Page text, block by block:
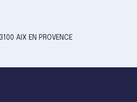
AIX EN PROVENCE